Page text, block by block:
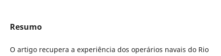
Resumo
O artigo recupera a experiência dos operários navais do Rio